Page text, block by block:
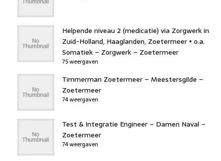
Helpende niveau 2 (medicatie) via Zorgwerk in
Zuid-Holland, Haaglanden, Zoetermeer • o.a.
Somatiek – Zorgwerk – Zoetermeer
75 weergaven
Timmerman Zoetermeer – Meestersgilde –
Zoetermeer
74 weergaven
Test & Integratie Engineer – Damen Naval –
Zoetermeer
74 weergaven